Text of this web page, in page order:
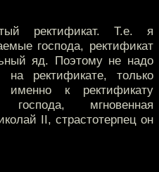
ректификат. Т.е. я
господа, ректификат
яд. Поэтому не надо
на ректификате, только
к ректификату
господа, мгновенная
II, страстотерпец он